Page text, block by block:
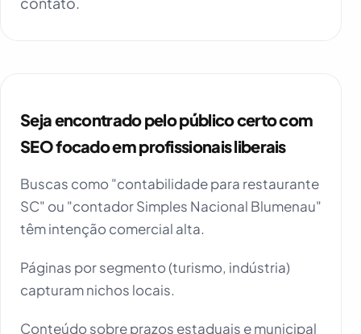
Seja encontrado pelo público certo com
SEO focado em profissionais liberais
Buscas como "contabilidade para restaurante
SC" ou "contador Simples Nacional Blumenau"
têm intenção comercial alta.
Páginas por segmento (turismo, indústria)
capturam nichos locais.
Conteúdo sobre prazos estaduais e municipal